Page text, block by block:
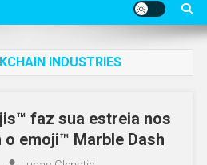
INDUSTRIES
faz sua estreia nos
emoji™ Marble Dash